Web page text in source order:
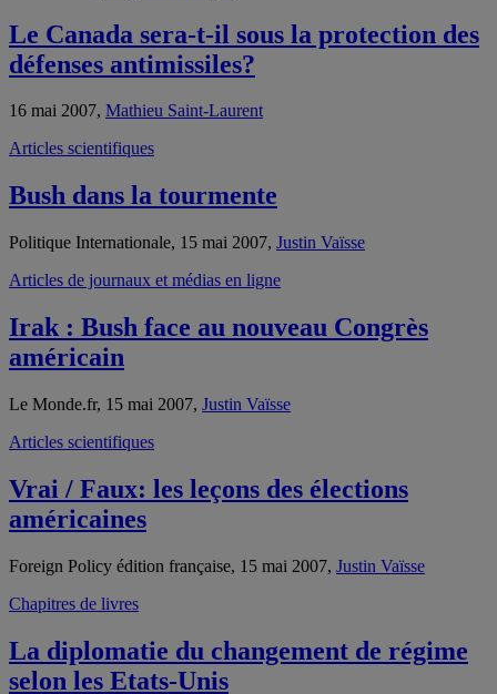
Le Canada sera-t-il sous la protection des
défenses antimissiles?
16 mai 2007, Mathieu Saint-Laurent
Articles scientifiques
Bush dans la tourmente
Politique Internationale, 15 mai 2007, Justin Vaïsse
Articles de journaux et médias en ligne
Irak : Bush face au nouveau Congrès
américain
Le Monde.fr, 15 mai 2007, Justin Vaïsse
Articles scientifiques
Vrai / Faux: les leçons des élections
américaines
Foreign Policy édition française, 15 mai 2007, Justin Vaïsse
Chapitres de livres
La diplomatie du changement de régime
selon les Etats-Unis